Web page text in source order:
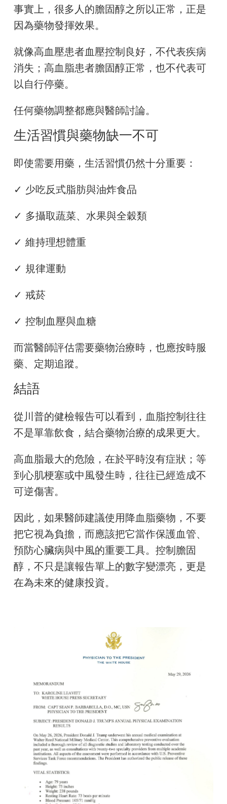
事實上，很多人的膽固醇之所以正常，正是
因為藥物發揮效果。
就像高血壓患者血壓控制良好，不代表疾病
消失；高血脂患者膽固醇正常，也不代表可
以自行停藥。
任何藥物調整都應與醫師討論。
生活習慣與藥物缺一不可
即使需要用藥，生活習慣仍然十分重要：
✓ 少吃反式脂肪與油炸食品
✓ 多攝取蔬菜、水果與全穀類
✓ 維持理想體重
✓ 規律運動
✓ 戒菸
✓ 控制血壓與血糖
而當醫師評估需要藥物治療時，也應按時服
藥、定期追蹤。
結語
從川普的健檢報告可以看到，血脂控制往往
不是單靠飲食，結合藥物治療的成果更大。
高血脂最大的危險，在於平時沒有症狀；等
到心肌梗塞或中風發生時，往往已經造成不
可逆傷害。
因此，如果醫師建議使用降血脂藥物，不要
把它視為負擔，而應該把它當作保護血管、
預防心臟病與中風的重要工具。控制膽固
醇，不只是讓報告單上的數字變漂亮，更是
在為未來的健康投資。